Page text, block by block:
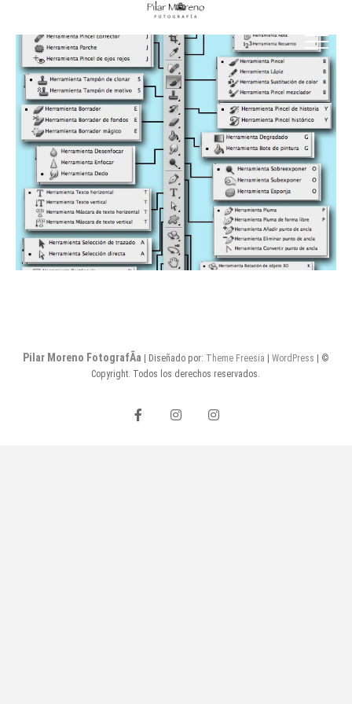
contenido
Pilar Moreno FotografÃ­a
Pilar Moreno FotografÃ­a | Diseñado por: Theme Freesia |WordPress | ©
Copyright. Todos los derechos reservados.